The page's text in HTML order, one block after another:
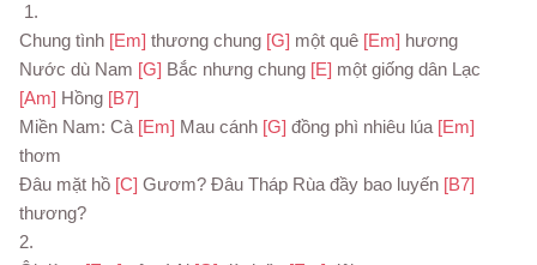
1.
Chung tình [Em] thương chung [G] một quê [Em] hương
Nước dù Nam [G] Bắc nhưng chung [E]
[Am] Hồng [B7]
Miền Nam: Cà [Em] Mau cánh [G] đồng phì nhiêu lúa
thơm
Đâu mặt hồ [C] Gươm? Đâu Tháp Rùa đầy bao luyến
thương?
2.